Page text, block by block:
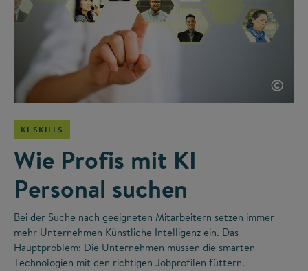
©
KI SKILLS
Wie Profis mit KI
Personal suchen
Bei der Suche nach geeigneten Mitarbeitern setzen immer
mehr Unternehmen Künstliche Intelligenz ein. Das
Hauptproblem: Die Unternehmen müssen die smarten
Technologien mit den richtigen Jobprofilen füttern.